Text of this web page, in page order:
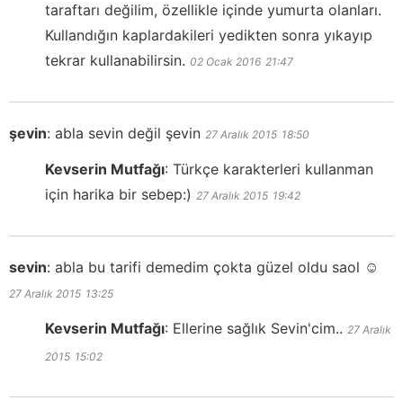
taraftarı değilim, özellikle içinde yumurta olanları.
Kullandığın kaplardakileri yedikten sonra yıkayıp
tekrar kullanabilirsin. 02 Ocak 2016 21:47
şevin: abla sevin değil şevin 27 Aralık 2015 18:50
Kevserin Mutfağı: Türkçe karakterleri kullanman
için harika bir sebep:) 27 Aralık 2015 19:42
sevin: abla bu tarifi demedim çokta güzel oldu saol ☺
27 Aralık 2015 13:25
Kevserin Mutfağı: Ellerine sağlık Sevin'cim.. 27 Aralık
2015 15:02